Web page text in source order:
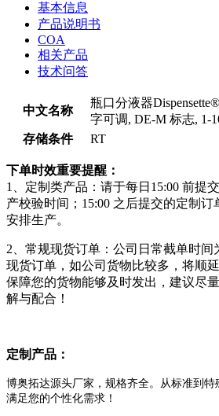
基本信息
产品说明书
COA
相关产品
技术问答
中文名称
瓶口分液器
字可调, DE-M 标志, 1-
存储条件
RT
下单时效重要提醒：
1、定制类产品：请于每日15:00 前提
产校验时间；15:00 之后提交的定制订
安排生产。
2、常规现货订单：公司日常截单时间
现货订单，如公司货物比较多，将顺
保障您的货物能够及时发出，建议尽
解与配合！
定制产品：
博奥拓达源头厂家，规格齐全。从标准到特
满足您的个性化需求！